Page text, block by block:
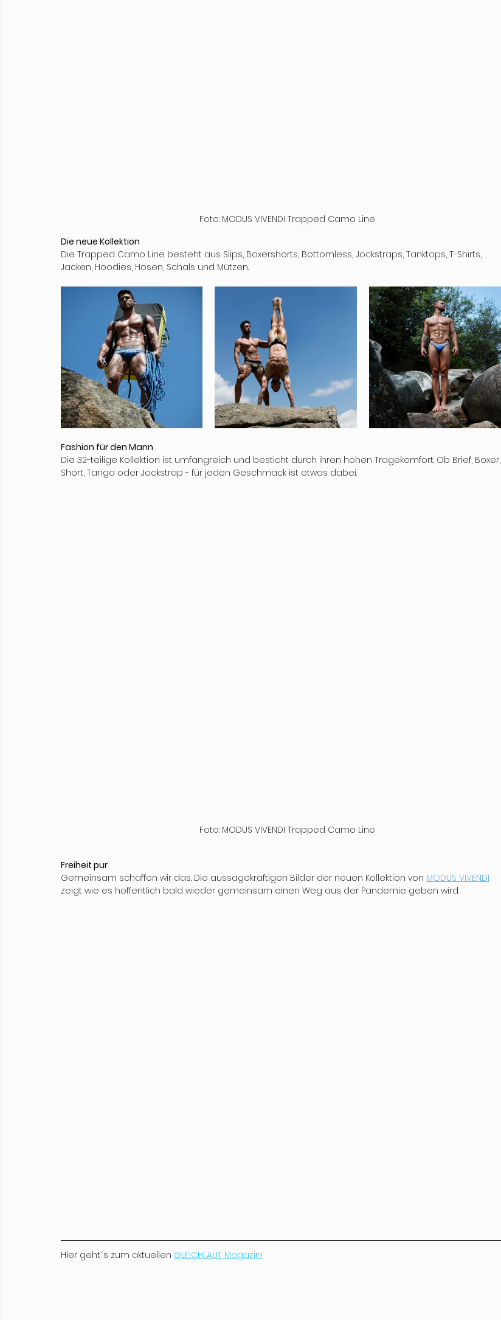
Foto: MODUS VIVENDI Trapped Camo Line
Die neue Kollektion
Die Trapped Camo Line besteht aus Slips, Boxershorts, Bottomless, Jockstraps, Tanktops, T-Shirts,
Jacken, Hoodies, Hosen, Schals und Mützen.
Fashion für den Mann
Die 32-teilige Kollektion ist umfangreich und besticht durch ihren hohen Tragekomfort. Ob Brief, Boxer,
Short, Tanga oder Jockstrap - für jeden Geschmack ist etwas dabei.
Foto: MODUS VIVENDI Trapped Camo Line
Freiheit pur
Gemeinsam schaffen wir das. Die aussagekräftigen Bilder der neuen Kollektion von MODUS VIVENDI
zeigt wie es hoffentlich bald wieder gemeinsam einen Weg aus der Pandemie geben wird.
Hier geht´s zum aktuellen GLEICHLAUT Magazin!